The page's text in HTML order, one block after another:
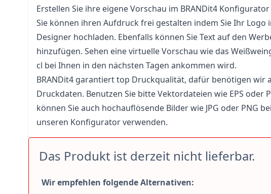
Erstellen Sie ihre eigene Vorschau im BRANDit4 Konfigurator
Sie können ihren Aufdruck frei gestalten indem Sie Ihr Logo
Designer hochladen. Ebenfalls können Sie Text auf den
hinzufügen. Sehen eine virtuelle Vorschau wie das
cl bei Ihnen in den nächsten Tagen ankommen wird.
BRANDit4 garantiert top Druckqualität, dafür benötigen wir
Druckdaten. Benutzen Sie bitte Vektordateien wie EPS oder
können Sie auch hochauflösende Bilder wie JPG oder PNG
unseren Konfigurator verwenden.
Das Produkt ist derzeit nicht lieferbar.
Wir empfehlen folgende Alternativen: